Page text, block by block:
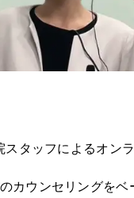
タッフによるオン
カウンセリングを